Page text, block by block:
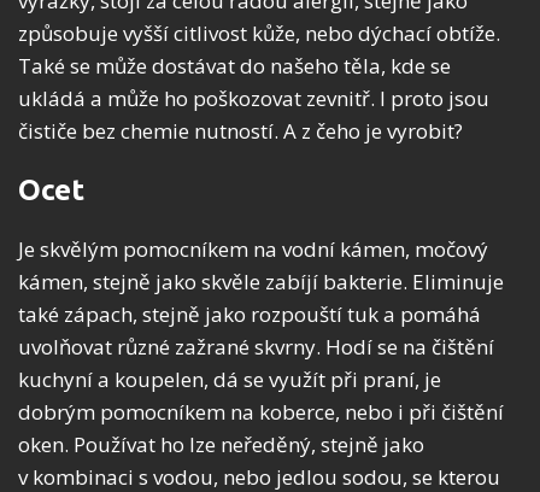
způsobuje vyšší citlivost kůže, nebo dýchací obtíže.
Také se může dostávat do našeho těla, kde se
ukládá a může ho poškozovat zevnitř. I proto jsou
čističe bez chemie nutností. A z čeho je vyrobit?
Ocet
Je skvělým pomocníkem na vodní kámen, močový
kámen, stejně jako skvěle zabíjí bakterie. Eliminuje
také zápach, stejně jako rozpouští tuk a pomáhá
uvolňovat různé zažrané skvrny. Hodí se na čištění
kuchyní a koupelen, dá se využít při praní, je
dobrým pomocníkem na koberce, nebo i při čištění
oken. Používat ho lze neředěný, stejně jako
v kombinaci s vodou, nebo jedlou sodou, se kterou